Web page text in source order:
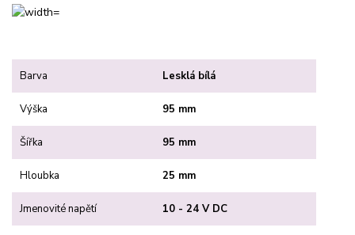
Barva Lesklá bílá
Výška 95 mm
Šířka 95 mm
Hloubka 25 mm
Jmenovité napětí 10 - 24 V DC